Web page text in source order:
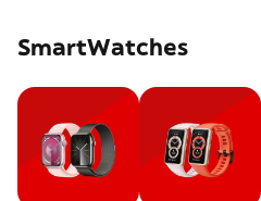
SmartWatches